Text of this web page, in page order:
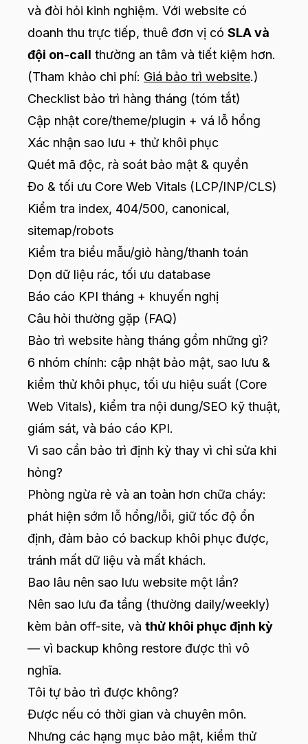
và đòi hỏi kinh nghiệm. Với website có
doanh thu trực tiếp, thuê đơn vị có SLA và
đội on-call thường an tâm và tiết kiệm hơn.
(Tham khảo chi phí: Giá bảo trì website.)
Checklist bảo trì hàng tháng (tóm tắt)
Cập nhật core/theme/plugin + vá lỗ hổng
Xác nhận sao lưu + thử khôi phục
Quét mã độc, rà soát bảo mật & quyền
Đo & tối ưu Core Web Vitals (LCP/INP/CLS)
Kiểm tra index, 404/500, canonical,
sitemap/robots
Kiểm tra biểu mẫu/giỏ hàng/thanh toán
Dọn dữ liệu rác, tối ưu database
Báo cáo KPI tháng + khuyến nghị
Câu hỏi thường gặp (FAQ)
Bảo trì website hàng tháng gồm những gì?
6 nhóm chính: cập nhật bảo mật, sao lưu &
kiểm thử khôi phục, tối ưu hiệu suất (Core
Web Vitals), kiểm tra nội dung/SEO kỹ thuật,
giám sát, và báo cáo KPI.
Vì sao cần bảo trì định kỳ thay vì chỉ sửa khi
hỏng?
Phòng ngừa rẻ và an toàn hơn chữa cháy:
phát hiện sớm lỗ hổng/lỗi, giữ tốc độ ổn
định, đảm bảo có backup khôi phục được,
tránh mất dữ liệu và mất khách.
Bao lâu nên sao lưu website một lần?
Nên sao lưu đa tầng (thường daily/weekly)
kèm bản off-site, và thử khôi phục định kỳ
— vì backup không restore được thì vô
nghĩa.
Tôi tự bảo trì được không?
Được nếu có thời gian và chuyên môn.
Nhưng các hạng mục bảo mật, kiểm thử